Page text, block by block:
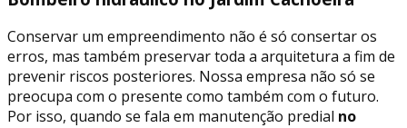
Conservar um empreendimento não é só consertar os
erros, mas também preservar toda a arquitetura a fim de
prevenir riscos posteriores. Nossa empresa não só se
preocupa com o presente como também com o futuro.
Por isso, quando se fala em manutenção predial no